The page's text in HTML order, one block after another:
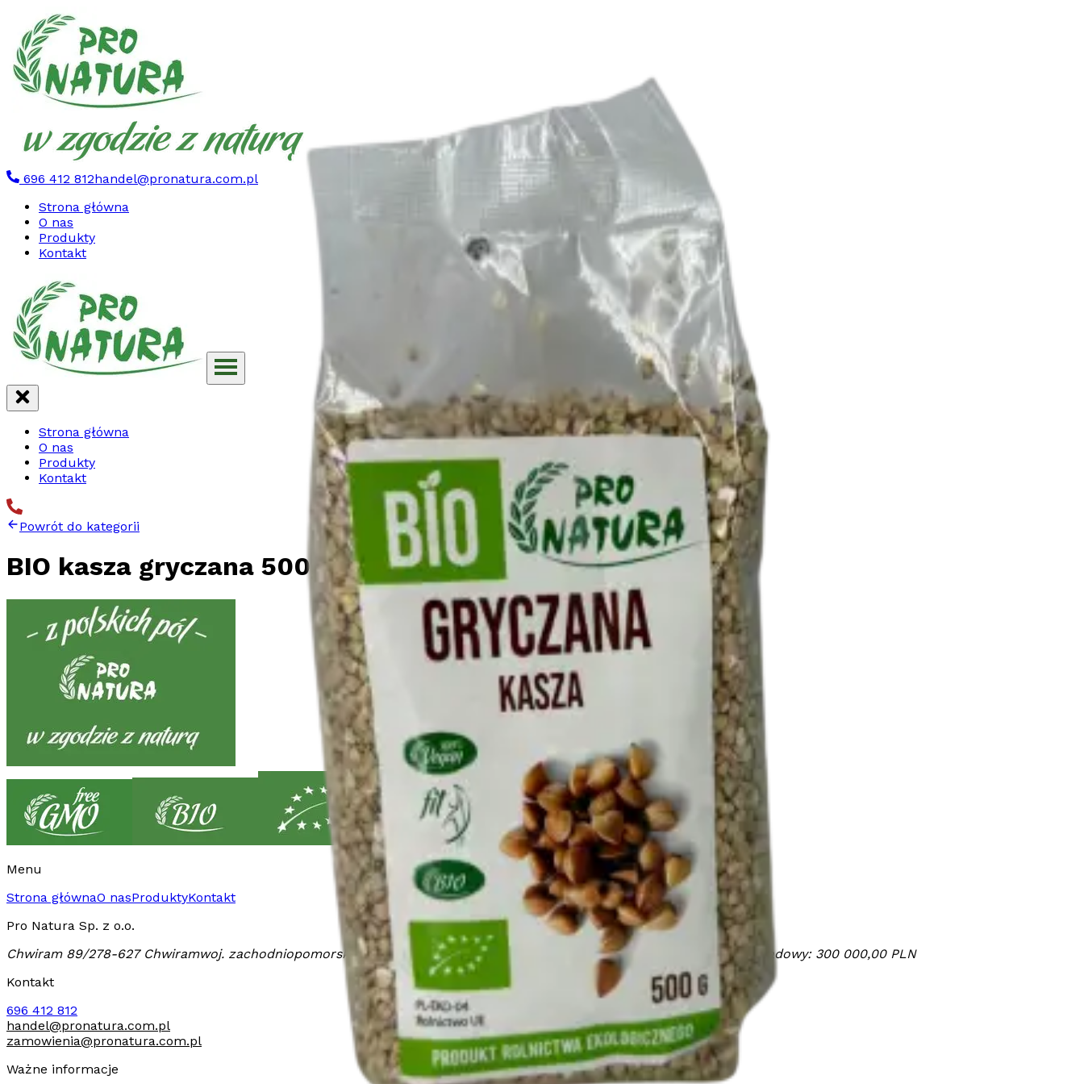
696 412 812handel@pronatura.com.pl
Strona główna
O nas
Produkty
Kontakt
Strona główna
O nas
Produkty
Kontakt
Powrót do kategorii
BIO kasza gryczana 500g
Menu
Strona głównaO nasProduktyKontakt
Pro Natura Sp. z o.o.
Chwiram 89/278-627 Chwiramwoj. zachodniopomorskieKRS: 0000458607 NIP: REGON:
Kapitał zakładowy: 300 000,00 PLN
Kontakt
696 412 812
handel@pronatura.com.pl
zamowienia@pronatura.com.pl
Ważne informacje